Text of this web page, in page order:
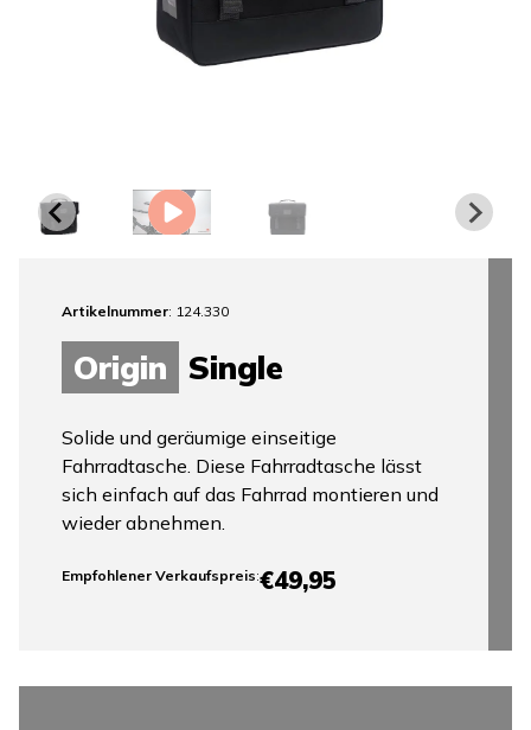
Artikelnummer: 124.330
Origin Single
Solide und geräumige einseitige
Fahrradtasche. Diese Fahrradtasche lässt
sich einfach auf das Fahrrad montieren und
wieder abnehmen.
Empfohlener Verkaufspreis:€49,95